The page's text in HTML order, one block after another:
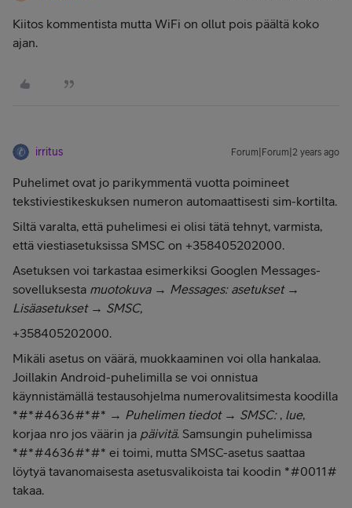
Kiitos kommentista mutta WiFi on ollut pois päältä koko
ajan.
irritus Forum|Forum|2 years ago
Puhelimet ovat jo parikymmentä vuotta poimineet
tekstiviestikeskuksen numeron automaattisesti sim-kortilta.
Siltä varalta, että puhelimesi ei olisi tätä tehnyt, varmista,
että viestiasetuksissa SMSC on +358405202000.
Asetuksen voi tarkastaa esimerkiksi Googlen Messages-
sovelluksesta muotokuva→ Messages: asetukset→
Lisäasetukset→ SMSC,
+358405202000.
Mikäli asetus on väärä, muokkaaminen voi olla hankalaa.
Joillakin Android-puhelimilla se voi onnistua
käynnistämällä testausohjelma numerovalitsimesta koodilla
*#*#4636#*#* → Puhelimen tiedot→ SMSC:, lue,
korjaa nro jos väärin ja päivitä. Samsungin puhelimissa
*#*#4636#*#* ei toimi, mutta SMSC-asetus saattaa
löytyä tavanomaisesta asetusvalikoista tai koodin *#0011#
takaa.